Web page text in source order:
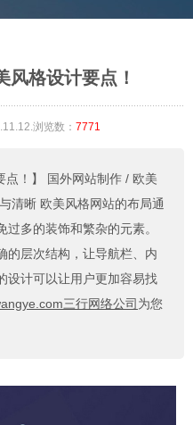
风格设计要点！
浏览数： 7771
！】
国外网站制作 / 欧美
清晰 欧美风格网站的布局通
多的装饰和繁杂的元素。
的层次结构，让导航栏、内
设计可以让用户更加容易找
三行网络公司 为您